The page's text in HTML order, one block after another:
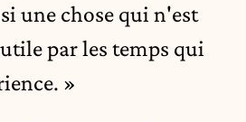
une chose qui n'est
par les temps qui
»